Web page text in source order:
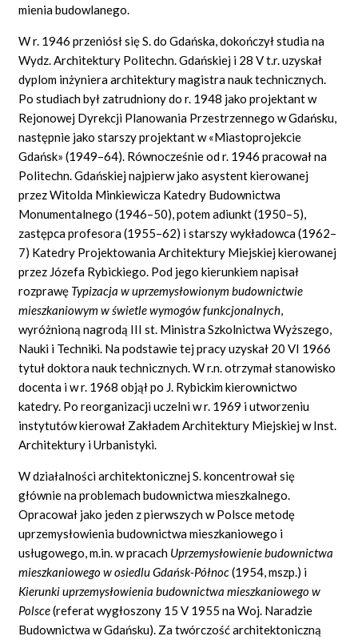
mienia budowlanego.
W r. 1946 przeniósł się S. do Gdańska, dokończył studia na
Wydz. Architektury Politechn. Gdańskiej i 28 V t.r. uzyskał
dyplom inżyniera architektury magistra nauk technicznych.
Po studiach był zatrudniony do r. 1948 jako projektant w
Rejonowej Dyrekcji Planowania Przestrzennego w Gdańsku,
następnie jako starszy projektant w «Miastoprojekcie
Gdańsk» (1949–64). Równocześnie od r. 1946 pracował na
Politechn. Gdańskiej najpierw jako asystent kierowanej
przez Witolda Minkiewicza Katedry Budownictwa
Monumentalnego (1946–50), potem adiunkt (1950–5),
zastępca profesora (1955–62) i starszy wykładowca (1962–
7) Katedry Projektowania Architektury Miejskiej kierowanej
przez Józefa Rybickiego. Pod jego kierunkiem napisał
rozprawę Typizacja w uprzemysłowionym budownictwie
mieszkaniowym w świetle wymogów funkcjonalnych,
wyróżnioną nagrodą III st. Ministra Szkolnictwa Wyższego,
Nauki i Techniki. Na podstawie tej pracy uzyskał 20 VI 1966
tytuł doktora nauk technicznych. W r.n. otrzymał stanowisko
docenta i w r. 1968 objął po J. Rybickim kierownictwo
katedry. Po reorganizacji uczelni w r. 1969 i utworzeniu
instytutów kierował Zakładem Architektury Miejskiej w Inst.
Architektury i Urbanistyki.
W działalności architektonicznej S. koncentrował się
głównie na problemach budownictwa mieszkalnego.
Opracował jako jeden z pierwszych w Polsce metodę
uprzemysłowienia budownictwa mieszkaniowego i
usługowego, m.in. w pracach Uprzemysłowienie budownictwa
mieszkaniowego w osiedlu Gdańsk-Północ(1954, mszp.) i
Kierunki uprzemysłowienia budownictwa mieszkaniowego w
Polsce(referat wygłoszony 15 V 1955 na Woj. Naradzie
Budownictwa w Gdańsku). Za twórczość architektoniczną